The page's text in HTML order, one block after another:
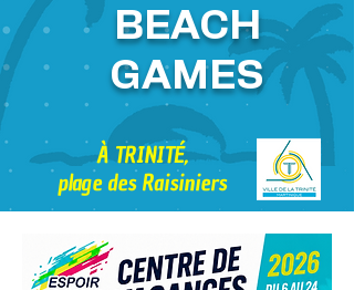
BEACH
GAMES
À TRINITÉ,
plage des Raisiniers